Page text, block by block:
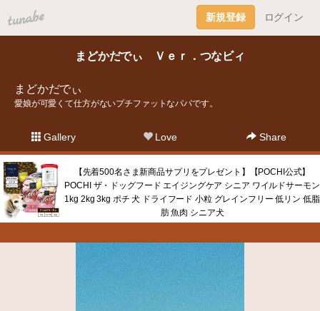
tuna.be 新規登録 ログイン
まどかだでぃ Ｖｅｒ．つなビィ
まどかだでぃ
愛娘が可愛くて仕方がないプチファットなパパです。
Gallery Love Share
【先着500名さま新商品サプリをプレゼント】【POCHI公式】
POCHI ザ・ドッグフード エイジングケア シニア ワイルドサーモン
1kg 2kg 3kg ポチ 犬 ドライフード 小粒 グレインフリー 低リン 低脂
肪 魚肉 シニア犬